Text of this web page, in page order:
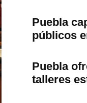
Puebla
públicos
Puebla
talleres